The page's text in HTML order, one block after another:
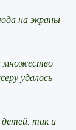
на экраны
множество
удалось
детей, так и